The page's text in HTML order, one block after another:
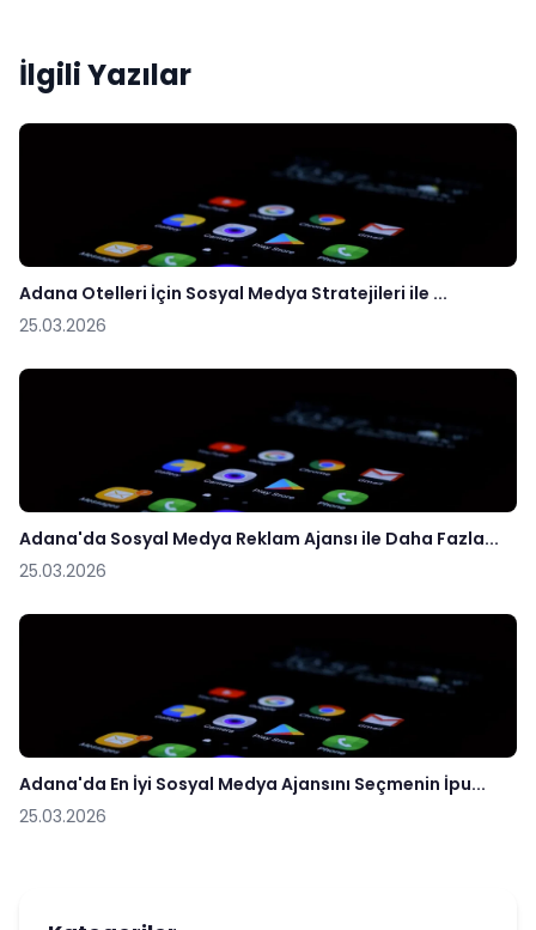
İlgili Yazılar
Adana Otelleri İçin Sosyal Medya Stratejileri ile ...
25.03.2026
Adana'da Sosyal Medya Reklam Ajansı ile Daha Fazla...
25.03.2026
Adana'da En İyi Sosyal Medya Ajansını Seçmenin İpu...
25.03.2026